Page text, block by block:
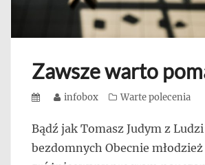
Zawsze warto
PostedAuthor
infobox Categories
Warte polecenia
Bądź jak Tomasz Judym z Ludzi
bezdomnych Obecnie